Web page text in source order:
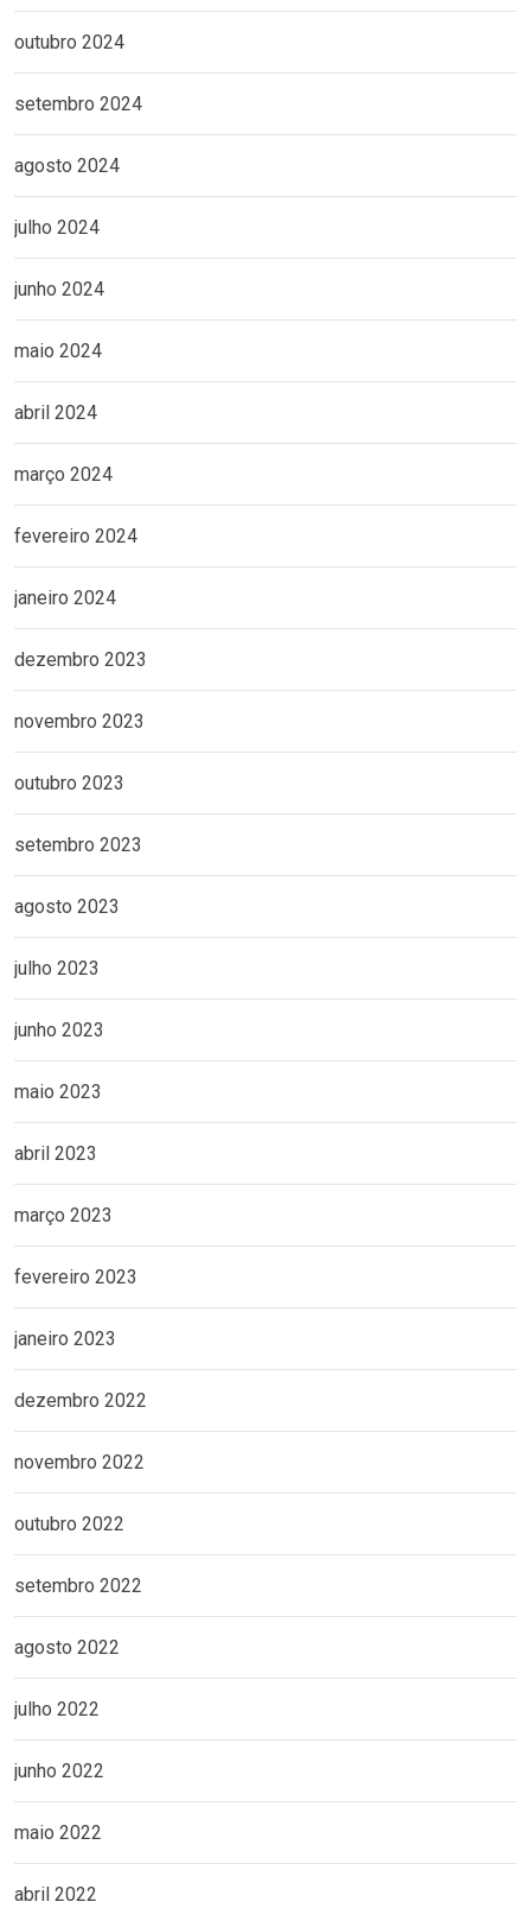
outubro 2024
setembro 2024
agosto 2024
julho 2024
junho 2024
maio 2024
abril 2024
março 2024
fevereiro 2024
janeiro 2024
dezembro 2023
novembro 2023
outubro 2023
setembro 2023
agosto 2023
julho 2023
junho 2023
maio 2023
abril 2023
março 2023
fevereiro 2023
janeiro 2023
dezembro 2022
novembro 2022
outubro 2022
setembro 2022
agosto 2022
julho 2022
junho 2022
maio 2022
abril 2022